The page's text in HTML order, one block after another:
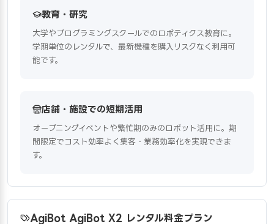
教育・研究
大学やプログラミングスクールでのロボティクス教育に。
学期単位のレンタルで、最新機種を購入リスクなく利用可
能です。
店舗・施設での短期活用
オープニングイベントや繁忙期のみのロボット活用に。期
間限定でコスト効率よく集客・業務効率化を実現できま
す。
AgiBot AgiBot X2 レンタル料金プラン